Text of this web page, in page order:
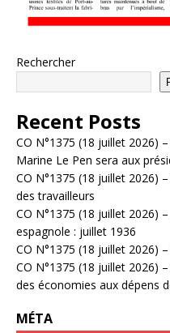
Rechercher
Recent Posts
CO N°1375 (18 juillet 2026)
Marine Le Pen sera aux
CO N°1375 (18 juillet 2026)
des travailleurs
CO N°1375 (18 juillet 2026)
espagnole : juillet 1936
CO N°1375 (18 juillet 2026)
CO N°1375 (18 juillet 2026)
des économies aux dépens
MÉTA